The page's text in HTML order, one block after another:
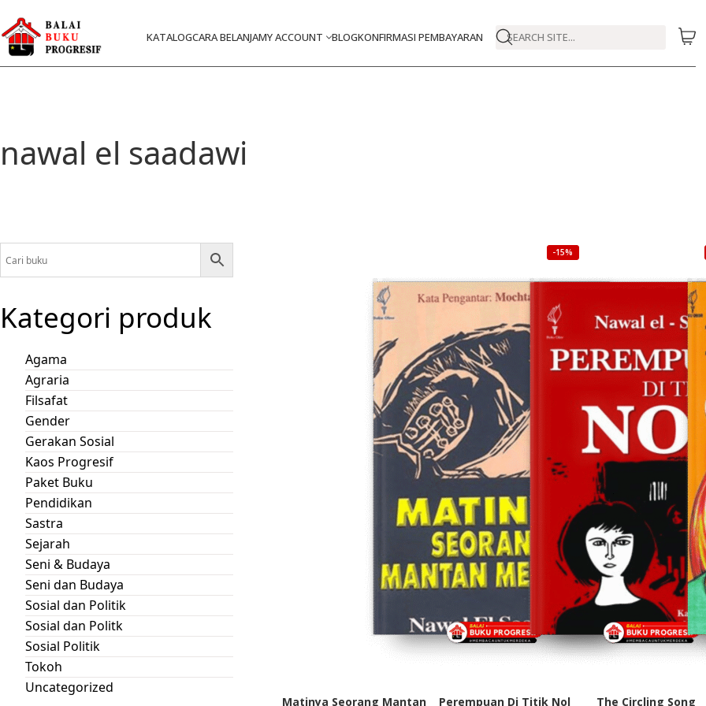
KATALOGCARA BELANJAMY ACCOUNT BLOGKONFIRMASI PEMBAYARAN SEARCH SITE...
nawal el saadawi
Matinya Seorang Mantan
-15%
Perempuan Di Titik Nol The Circling Song
Kategori produk
Agama
Agraria
Filsafat
Gender
Gerakan Sosial
Kaos Progresif
Paket Buku
Pendidikan
Sastra
Sejarah
Seni & Budaya
Seni dan Budaya
Sosial dan Politik
Sosial dan Politk
Sosial Politik
Tokoh
Uncategorized